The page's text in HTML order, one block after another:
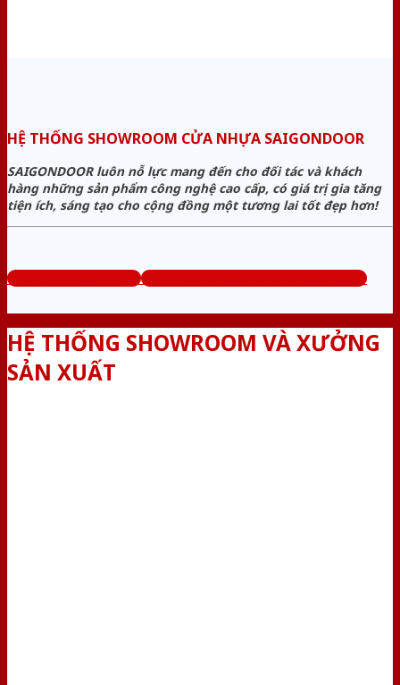
HỆ THỐNG SHOWROOM CỬA NHỰA SAIGONDOOR
SAIGONDOOR luôn nỗ lực mang đến cho đối tác và khách
hàng những sản phẩm công nghệ cao cấp, có giá trị gia tăng
tiện ích, sáng tạo cho cộng đồng một tương lai tốt đẹp hơn!
www.bancuanhua.com Tổng đài tư vấn miễn phí: 0824.400.400
HỆ THỐNG SHOWROOM VÀ XƯỞNG
SẢN XUẤT